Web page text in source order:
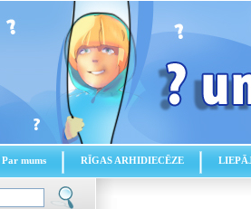
Par mums RĪGAS ARHIDIECĒZE